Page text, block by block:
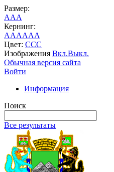
Размер:
AAA
Кернинг:
AAAAAA
Цвет: CCC
Изображения Вкл.Выкл.
Обычная версия сайта
Войти
Информация
Поиск
Все результаты